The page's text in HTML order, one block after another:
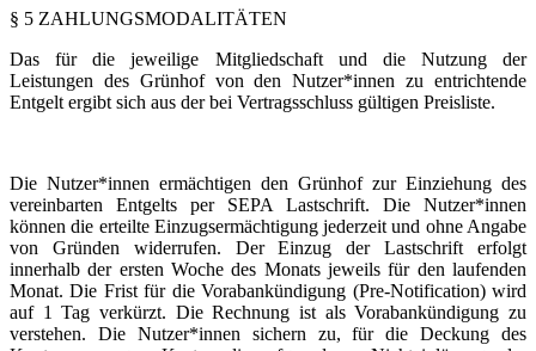
§ 5 ZAHLUNGSMODALITÄTEN
Das für die jeweilige Mitgliedschaft und die Nutzung der
Leistungen des Grünhof von den Nutzer*innen zu entrichtende
Entgelt ergibt sich aus der bei Vertragsschluss gültigen Preisliste.
Die Nutzer*innen ermächtigen den Grünhof zur Einziehung des
vereinbarten Entgelts per SEPA Lastschrift. Die Nutzer*innen
können die erteilte Einzugsermächtigung jederzeit und ohne Angabe
von Gründen widerrufen. Der Einzug der Lastschrift erfolgt
innerhalb der ersten Woche des Monats jeweils für den laufenden
Monat. Die Frist für die Vorabankündigung (Pre-Notification) wird
auf 1 Tag verkürzt. Die Rechnung ist als Vorabankündigung zu
verstehen. Die Nutzer*innen sichern zu, für die Deckung des